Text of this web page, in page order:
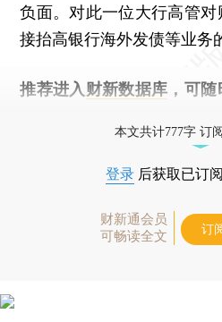
负面。对此一位大行高管
接抬高银行海外发债等业务
推荐进入 财新数据库 ，可
本文共计777字 订
登录 后获取已订
财新通会员
可畅读全文
订